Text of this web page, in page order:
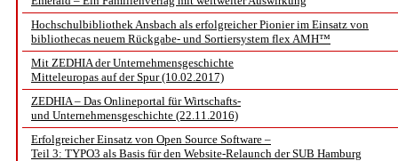
Hochschulbibliothek Ansbach als erfolgreicher Pionier im Einsatz von
bibliothecas neuem Rückgabe- und Sortiersystem flex AMH™
Mit ZEDHIA der Unternehmensgeschichte
Mitteleuropas auf der Spur (10.02.2017)
ZEDHIA – Das Onlineportal für Wirtschafts-
und Unternehmensgeschichte (22.11.2016)
Erfolgreicher Einsatz von Open Source Software –
Teil 3: TYPO3 als Basis für den Website-Relaunch der SUB Hamburg